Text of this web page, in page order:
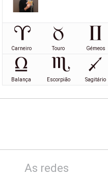
Carneiro Touro Gémeos
Balança Escorpião Sagitário
As redes